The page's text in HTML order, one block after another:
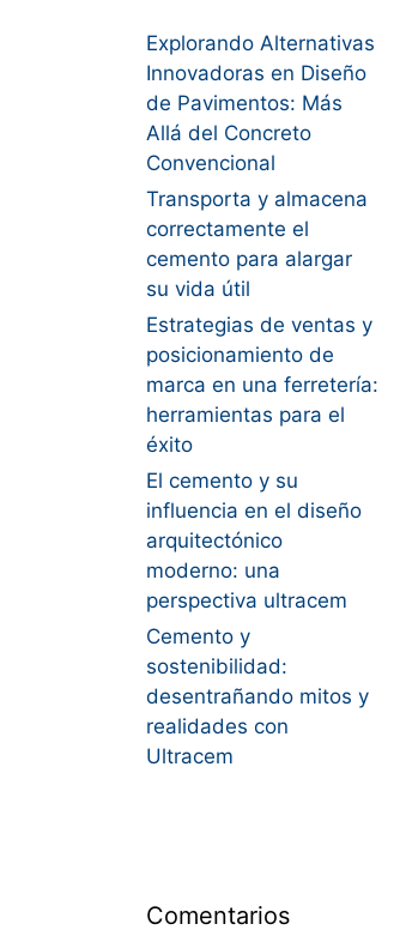
Explorando Alternativas
Innovadoras en Diseño
de Pavimentos: Más
Allá del Concreto
Convencional
Transporta y almacena
correctamente el
cemento para alargar
su vida útil
Estrategias de ventas y
posicionamiento de
marca en una ferretería:
herramientas para el
éxito
El cemento y su
influencia en el diseño
arquitectónico
moderno: una
perspectiva ultracem
Cemento y
sostenibilidad:
desentrañando mitos y
realidades con
Ultracem
Comentarios